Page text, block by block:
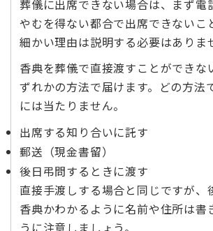
葬儀に出席できない場合は、まず電
やむを得ない都合で出席できないこ
細かい理由は説明する必要はありま
香典を葬儀で直接渡すことができな
ずれかの方法で届けます。どの方法
には当たりません。
出席する知り合いに託す
郵送（現金書留）
後日弔問するときに渡す
直接手渡しする場合と同じですが、
香典かわかるように名前や住所は書